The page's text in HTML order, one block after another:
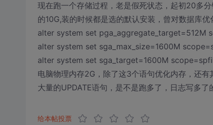
现在跑一个存储过程，老是假死状态，起初20多
的10G,装的时候都是选的默认安装，曾对数据库优
alter system set pga_aggregate_target=512M
alter system set sga_max_size=1600M
alter system set sga_target=1600M
电脑物理内存2G，除了这3个语句优化内存，还
大量的UPDATE语句，是不是跑多了，日志写多
给本帖投票